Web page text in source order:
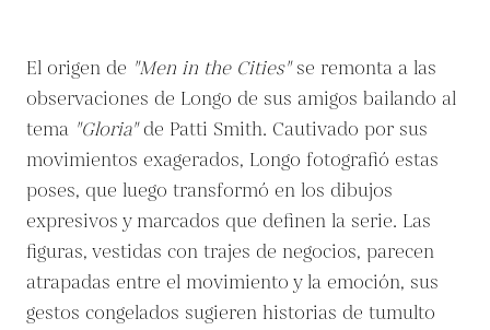
El origen de "Men in the Cities"se remonta a las
observaciones de Longo de sus amigos bailando al
tema "Gloria"de Patti Smith. Cautivado por sus
movimientos exagerados, Longo fotografió estas
poses, que luego transformó en los dibujos
expresivos y marcados que definen la serie. Las
figuras, vestidas con trajes de negocios, parecen
atrapadas entre el movimiento y la emoción, sus
gestos congelados sugieren historias de tumulto